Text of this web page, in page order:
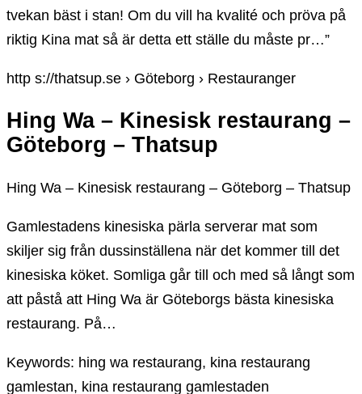
tvekan bäst i stan! Om du vill ha kvalité och pröva på
riktig Kina mat så är detta ett ställe du måste pr…”
http s://thatsup.se › Göteborg › Restauranger
Hing Wa – Kinesisk restaurang –
Göteborg – Thatsup
Hing Wa – Kinesisk restaurang – Göteborg – Thatsup
Gamlestadens kinesiska pärla serverar mat som
skiljer sig från dussinställena när det kommer till det
kinesiska köket. Somliga går till och med så långt som
att påstå att Hing Wa är Göteborgs bästa kinesiska
restaurang. På…
Keywords: hing wa restaurang, kina restaurang
gamlestan, kina restaurang gamlestaden